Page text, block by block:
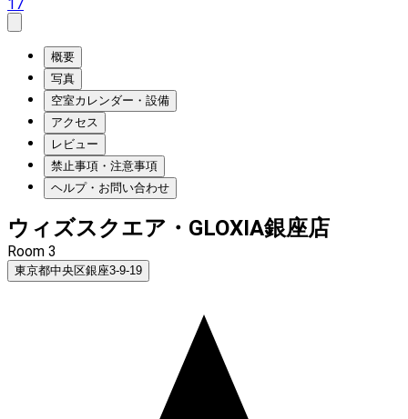
17
概要
写真
空室カレンダー・設備
アクセス
レビュー
禁止事項・注意事項
ヘルプ・お問い合わせ
ウィズスクエア・GLOXIA銀座店
Room 3
東京都中央区銀座3-9-19